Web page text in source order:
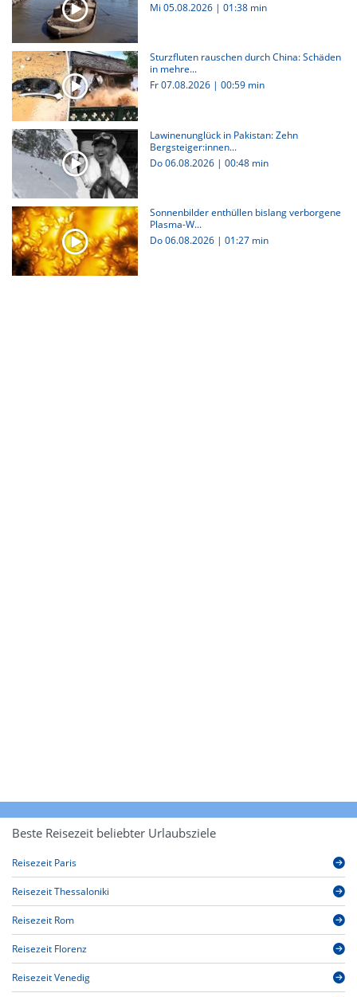
Mi 05.08.2026 | 01:38 min
Sturzfluten rauschen durch China: Schäden
in mehre...
Fr 07.08.2026 | 00:59 min
Lawinenunglück in Pakistan: Zehn
Bergsteiger:innen...
Do 06.08.2026 | 00:48 min
Sonnenbilder enthüllen bislang verborgene
Plasma-W...
Do 06.08.2026 | 01:27 min
Beste Reisezeit beliebter Urlaubsziele
Reisezeit Paris
Reisezeit Thessaloniki
Reisezeit Rom
Reisezeit Florenz
Reisezeit Venedig